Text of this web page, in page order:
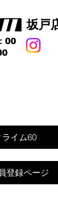
坂戸
00
イム60
登録ページ